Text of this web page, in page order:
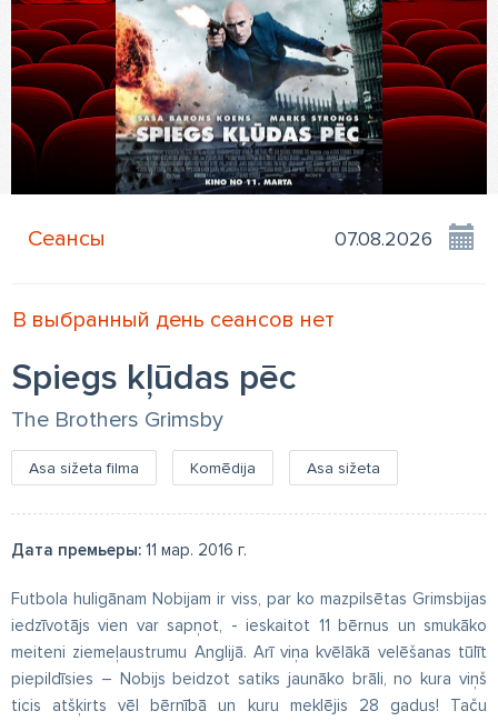
Сеансы
В выбранный день сеансов нет
Spiegs kļūdas pēc
The Brothers Grimsby
Asa sižeta filma Komēdija Asa sižeta
Дата премьеры: 11 мар. 2016 г.
Futbola huligānam Nobijam ir viss, par ko mazpilsētas Grimsbijas
iedzīvotājs vien var sapņot, - ieskaitot 11 bērnus un smukāko
meiteni ziemeļaustrumu Anglijā. Arī viņa kvēlākā velēšanas tūlīt
piepildīsies – Nobijs beidzot satiks jaunāko brāli, no kura viņš
ticis atšķirts vēl bērnībā un kuru meklējis 28 gadus! Taču